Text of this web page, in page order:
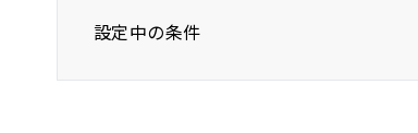
設定中の条件